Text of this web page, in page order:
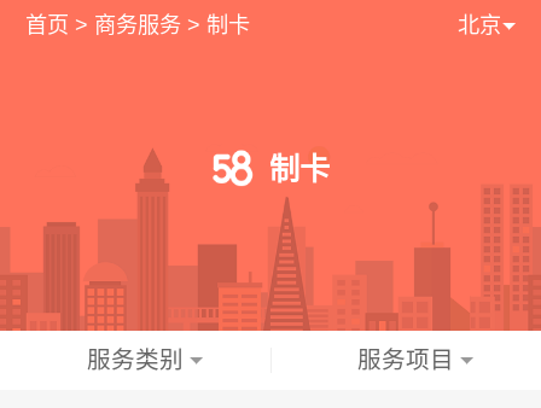
北京
首页 > 商务服务 > 制卡
制卡
服务类别 服务项目